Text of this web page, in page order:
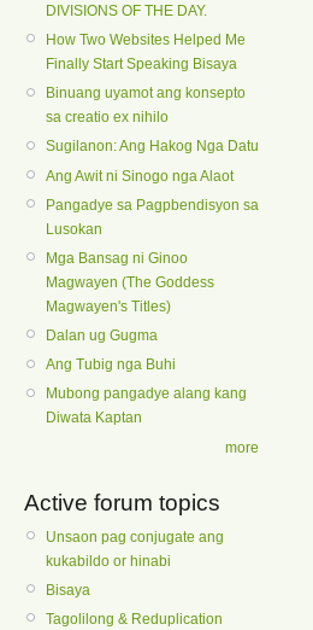
DIVISIONS OF THE DAY.
How Two Websites Helped Me
Finally Start Speaking Bisaya
Binuang uyamot ang konsepto
sa creatio ex nihilo
Sugilanon: Ang Hakog Nga Datu
Ang Awit ni Sinogo nga Alaot
Pangadye sa Pagpbendisyon sa
Lusokan
Mga Bansag ni Ginoo
Magwayen (The Goddess
Magwayen's Titles)
Dalan ug Gugma
Ang Tubig nga Buhi
Mubong pangadye alang kang
Diwata Kaptan
more
Active forum topics
Unsaon pag conjugate ang
kukabildo or hinabi
Bisaya
Tagolilong & Reduplication